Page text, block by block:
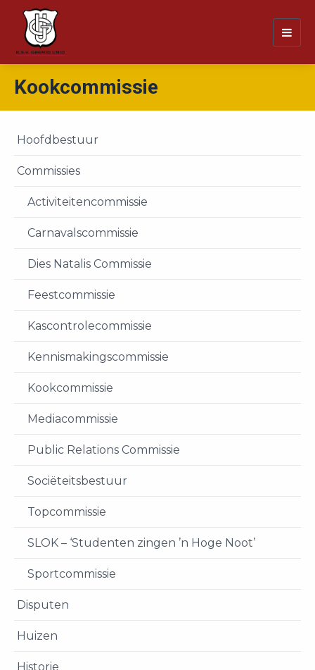
Kookcommissie
Hoofdbestuur
Commissies
Activiteitencommissie
Carnavalscommissie
Dies Natalis Commissie
Feestcommissie
Kascontrolecommissie
Kennismakingscommissie
Kookcommissie
Mediacommissie
Public Relations Commissie
Sociëteitsbestuur
Topcommissie
SLOK – ‘Studenten zingen ’n Hoge Noot’
Sportcommissie
Disputen
Huizen
Historie